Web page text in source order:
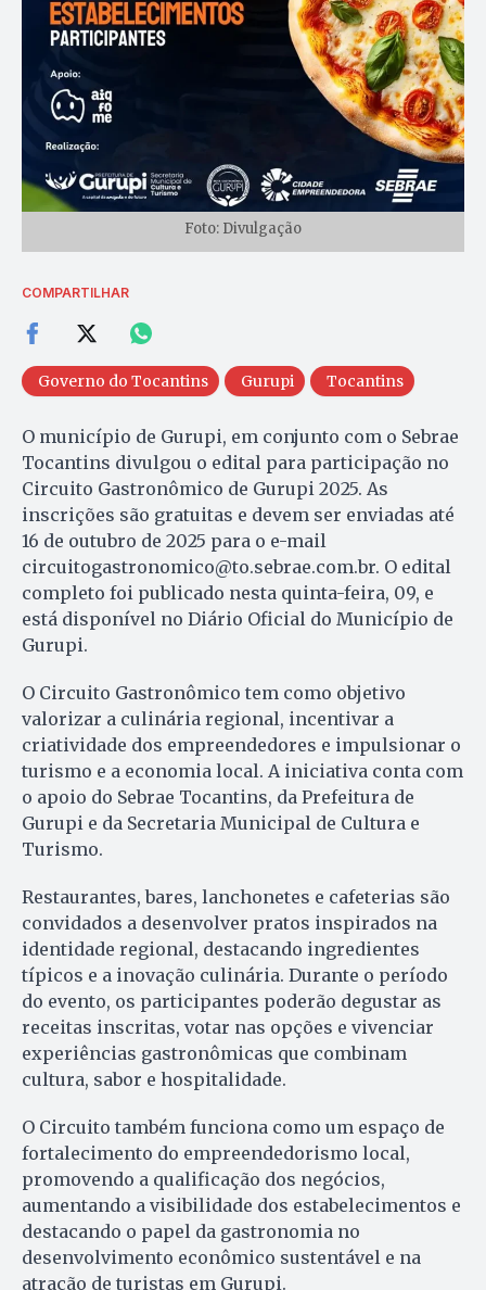
Foto: Divulgação
COMPARTILHAR
Governo do Tocantins Gurupi Tocantins
O município de Gurupi, em conjunto com o Sebrae
Tocantins divulgou o edital para participação no
Circuito Gastronômico de Gurupi 2025. As
inscrições são gratuitas e devem ser enviadas até
16 de outubro de 2025 para o e-mail
circuitogastronomico@to.sebrae.com.br. O edital
completo foi publicado nesta quinta-feira, 09, e
está disponível no Diário Oficial do Município de
Gurupi.
O Circuito Gastronômico tem como objetivo
valorizar a culinária regional, incentivar a
criatividade dos empreendedores e impulsionar o
turismo e a economia local. A iniciativa conta com
o apoio do Sebrae Tocantins, da Prefeitura de
Gurupi e da Secretaria Municipal de Cultura e
Turismo.
Restaurantes, bares, lanchonetes e cafeterias são
convidados a desenvolver pratos inspirados na
identidade regional, destacando ingredientes
típicos e a inovação culinária. Durante o período
do evento, os participantes poderão degustar as
receitas inscritas, votar nas opções e vivenciar
experiências gastronômicas que combinam
cultura, sabor e hospitalidade.
O Circuito também funciona como um espaço de
fortalecimento do empreendedorismo local,
promovendo a qualificação dos negócios,
aumentando a visibilidade dos estabelecimentos e
destacando o papel da gastronomia no
desenvolvimento econômico sustentável e na
atração de turistas em Gurupi.